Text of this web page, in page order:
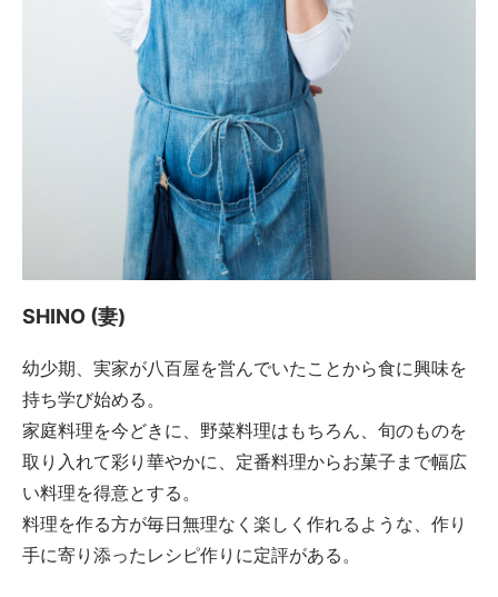
SHINO (妻)
幼少期、実家が八百屋を営んでいたことから食に興味を
持ち学び始める。
家庭料理を今どきに、野菜料理はもちろん、旬のものを
取り入れて彩り華やかに、定番料理からお菓子まで幅広
い料理を得意とする。
料理を作る方が毎日無理なく楽しく作れるような、作り
手に寄り添ったレシピ作りに定評がある。